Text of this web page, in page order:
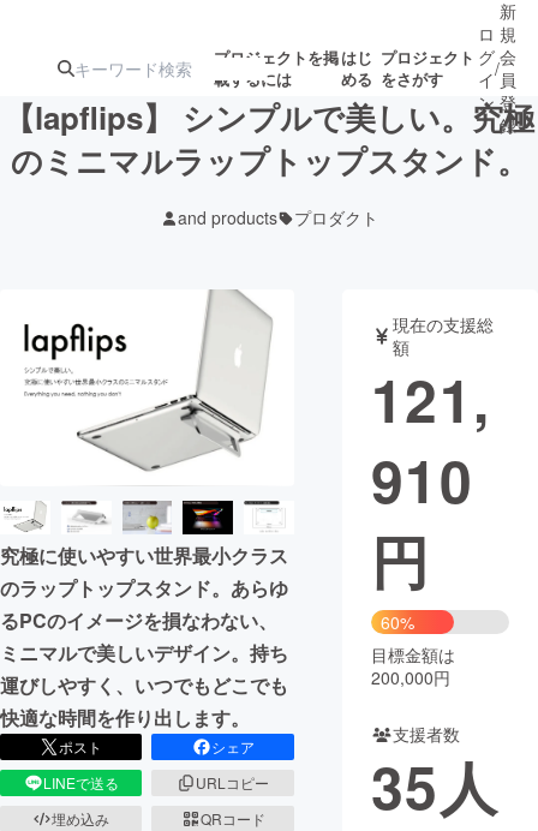
プロジェクトを掲
載するには
はじ
める
プロジェクト
をさがす
ジェクト
募集終了が近いプ
ロジェクト
アート・写真 音楽
テクノロジー・ガジェット ゲーム・サ
映像・映画
ビジネス・起業
まちづくり・地域活性化
CAMPFIRE for Social Good
CAMPFIRE Creation
CAMPFIREふるさと納税machi-ya コミュニティ
ロ
グ
イ
ン
/
新
規
会
員
登
録
【lapflips】 シンプルで美しい。究極
のミニマルラップトップスタンド。
and products プロダクト
究極に使いやすい世界最小クラス
のラップトップスタンド。あらゆ
るPCのイメージを損なわない、
ミニマルで美しいデザイン。持ち
運びしやすく、いつでもどこでも
快適な時間を作り出します。
ポスト
シェア
LINEで送る
URLコピー
埋め込み
QRコード
現在の支援総
額
121,
910
円
60%
目標金額は
200,000円
支援者数
35人